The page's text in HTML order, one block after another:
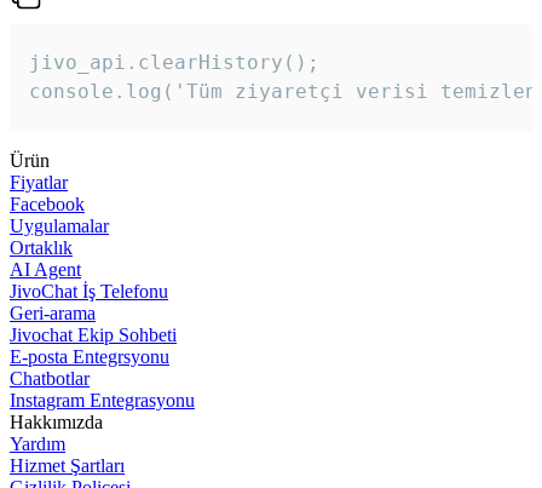
jivo_api.clearHistory();
console.log('Tüm ziyaretçi verisi
Ürün
Fiyatlar
Facebook
Uygulamalar
Ortaklık
AI Agent
JivoChat İş Telefonu
Geri-arama
Jivochat Ekip Sohbeti
E-posta Entegrsyonu
Chatbotlar
Instagram Entegrasyonu
Hakkımızda
Yardım
Hizmet Şartları